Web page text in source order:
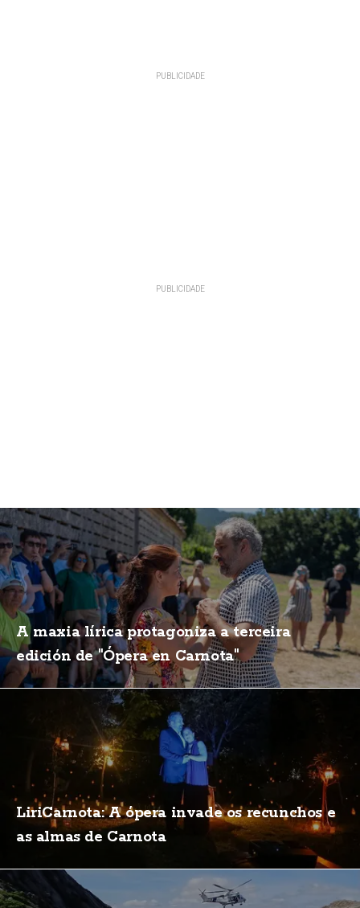
A maxia lírica protagoniza a terceira
edición de "Ópera en Carnota"
LiriCarnota: A ópera invade os recunchos e
as almas de Carnota